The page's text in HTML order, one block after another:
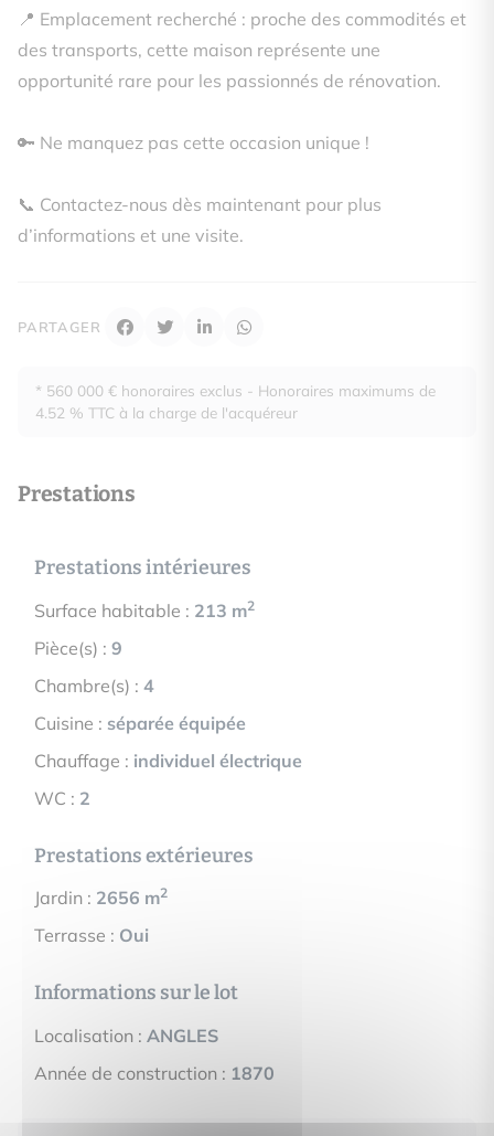
📍 Emplacement recherché : proche des commodités et
des transports, cette maison représente une
opportunité rare pour les passionnés de rénovation.
🔑 Ne manquez pas cette occasion unique !
📞 Contactez-nous dès maintenant pour plus
d’informations et une visite.
PARTAGER
* 560 000 € honoraires exclus - Honoraires maximums de
4.52 % TTC à la charge de l'acquéreur
Prestations
Prestations intérieures
Surface habitable : 213 m2
Pièce(s) : 9
Chambre(s) : 4
Cuisine : séparée équipée
Chauffage : individuel électrique
WC : 2
Prestations extérieures
Jardin : 2656 m2
Terrasse : Oui
Informations sur le lot
Localisation : ANGLES
Année de construction : 1870